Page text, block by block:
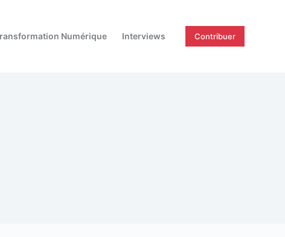
Numérique Interviews Contribuer